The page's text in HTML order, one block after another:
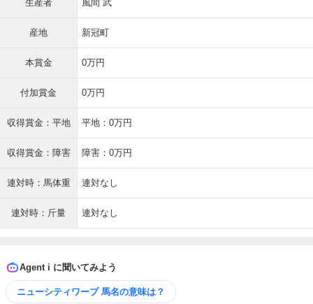
生産者 風間 武
産地 新冠町
本賞金 0万円
付加賞金 0万円
収得賞金：平地 平地：0万円
収得賞金：障害 障害：0万円
連対時：馬体重 連対なし
連対時：斤量 連対なし
Agent i に聞いてみよう
ニューシティワープ 馬名の意味は？